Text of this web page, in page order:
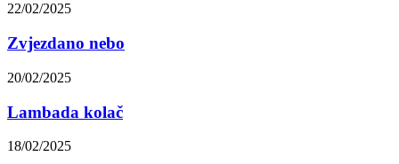
22/02/2025
Zvjezdano nebo
20/02/2025
Lambada kolač
18/02/2025